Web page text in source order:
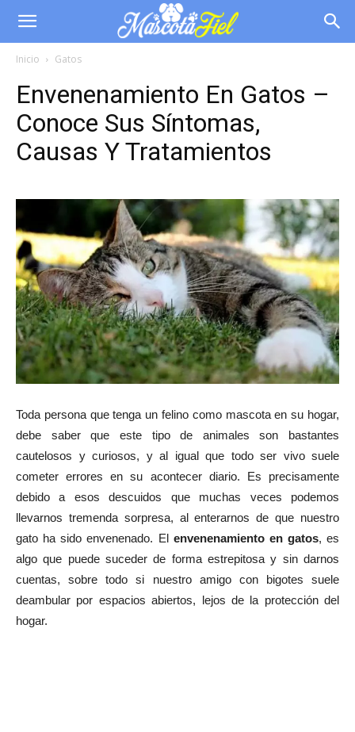
Inicio Gatos
Envenenamiento En Gatos –
Conoce Sus Síntomas,
Causas Y Tratamientos
Toda persona que tenga un felino como mascota en su hogar,
debe saber que este tipo de animales son bastantes
cautelosos y curiosos, y al igual que todo ser vivo suele
cometer errores en su acontecer diario. Es precisamente
debido a esos descuidos que muchas veces podemos
llevarnos tremenda sorpresa, al enterarnos de que nuestro
gato ha sido envenenado. El envenenamiento en gatos, es
algo que puede suceder de forma estrepitosa y sin darnos
cuentas, sobre todo si nuestro amigo con bigotes suele
deambular por espacios abiertos, lejos de la protección del
hogar.